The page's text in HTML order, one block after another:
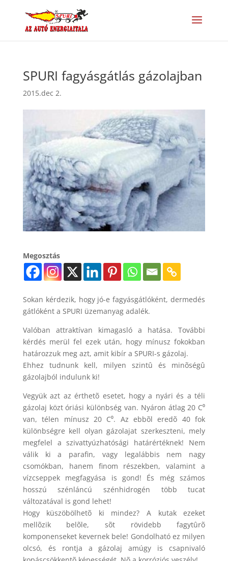
SPURI fagyásgátlás gázolajban
2015.dec 2.
Megosztás
Sokan kérdezik, hogy jó-e fagyásgátlóként, dermedés
gátlóként a SPURI üzemanyag adalék.
Valóban attraktívan kimagasló a hatása. További
kérdés merül fel ezek után, hogy mínusz fokokban
határozzuk meg azt, amit kibír a SPURI-s gázolaj.
Ehhez tudnunk kell, milyen szintû és minõségû
gázolajból indulunk ki!
Vegyük azt az érthetõ esetet, hogy a nyári és a téli
gázolaj közt óriási különbség van. Nyáron átlag 20 C⁰
van, télen mínusz 20 C⁰. Az ebbõl eredõ 40 fok
különbségre kell olyan gázolajat szerkeszteni, mely
megfelel a szivattyúzhatósági határértéknek! Nem
válik ki a parafin, vagy legalábbis nem nagy
csomókban, hanem finom részekben, valamint a
vízcseppek megfagyása is gond! És még számos
hosszú szénláncú szénhidrogén több tucat
változatával is gond lehet!
Hogy küszöbölhetõ ki mindez? A kutak ezeket
mellõzik belõle, sõt rövidebb fagytûrõ
komponenseket kevernek bele! Gondolható ez milyen
olcsó, és rontja a gázolaj amúgy is csapnivaló